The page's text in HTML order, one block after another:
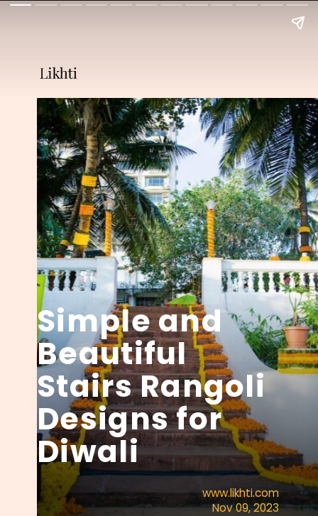
Simple and
Beautiful
Stairs Rangoli
Designs for
Diwali
www.likhti.com
Nov 09, 2023